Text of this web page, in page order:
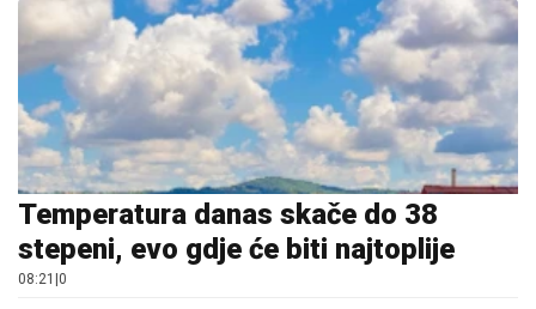
Temperatura danas skače do 38
stepeni, evo gdje će biti najtoplije
08:21 0